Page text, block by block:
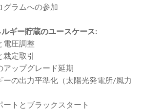
グラムへの参加
ギー貯蔵のユースケース:
電圧調整
定取引
アップグレード延期
ーの出力平準化（太陽光発電所/風力
ートとブラックスタート